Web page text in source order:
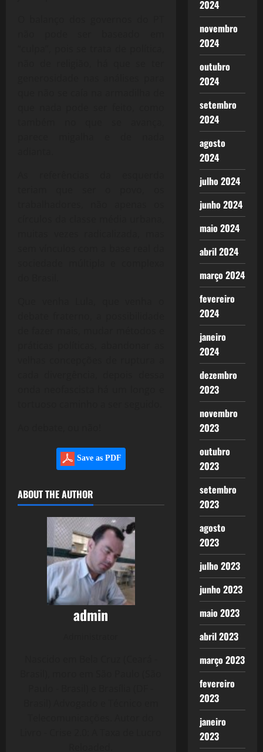
Save as PDF
ABOUT THE AUTHOR
admin
2024
novembro
2024
outubro
2024
setembro
2024
agosto
2024
julho 2024
junho 2024
maio 2024
abril 2024
março 2024
fevereiro
2024
janeiro
2024
dezembro
2023
novembro
2023
outubro
2023
setembro
2023
agosto
2023
julho 2023
junho 2023
maio 2023
abril 2023
março 2023
fevereiro
2023
janeiro
2023